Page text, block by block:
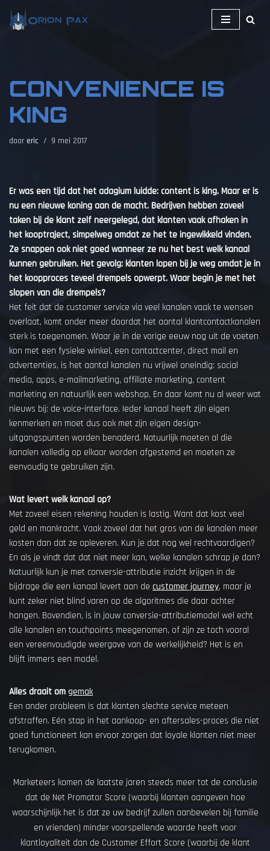
Ga
CONVENIENCE IS
KING
door eric 9 mei 2017
Er was een tijd dat het adagium luidde: content is king. Maar er is
nu een nieuwe koning aan de macht. Bedrijven hebben zoveel
taken bij de klant zelf neergelegd, dat klanten vaak afhaken in
het kooptraject, simpelweg omdat ze het te ingewikkeld vinden.
Ze snappen ook niet goed wanneer ze nu het best welk kanaal
kunnen gebruiken. Het gevolg: klanten lopen bij je weg omdat je in
het koopproces teveel drempels opwerpt. Waar begin je met het
slopen van die drempels?
Het feit dat de customer service via veel kanalen vaak te wensen
overlaat, komt onder meer doordat het aantal klantcontactkanalen
sterk is toegenomen. Waar je in de vorige eeuw nog uit de voeten
kon met een fysieke winkel, een contactcenter, direct mail en
advertenties, is het aantal kanalen nu vrijwel oneindig: social
media, apps, e-mailmarketing, affiliate marketing, content
marketing en natuurlijk een webshop. En daar komt nu al weer wat
nieuws bij: de voice-interface. Ieder kanaal heeft zijn eigen
kenmerken en moet dus ook met zijn eigen design-
uitgangspunten worden benaderd. Natuurlijk moeten al die
kanalen volledig op elkaar worden afgestemd en moeten ze
eenvoudig te gebruiken zijn.
Wat levert welk kanaal op?
Met zoveel eisen rekening houden is lastig. Want dat kost veel
geld en mankracht. Vaak zoveel dat het gros van de kanalen meer
kosten dan dat ze opleveren. Kun je dat nog wel rechtvaardigen?
En als je vindt dat dat niet meer kan, welke kanalen schrap je dan?
Natuurlijk kun je met conversie-attributie inzicht krijgen in de
bijdrage die een kanaal levert aan de customer journey, maar je
kunt zeker niet blind varen op de algoritmes die daar achter
hangen. Bovendien, is in jouw conversie-attributiemodel wel echt
alle kanalen en touchpoints meegenomen, of zijn ze toch vooral
een vereenvoudigde weergave van de werkelijkheid? Het is en
blijft immers een model.
Alles draait om gemak
Een ander probleem is dat klanten slechte service meteen
afstraffen. Eén stap in het aankoop- en aftersales-proces die niet
goed functioneert kan ervoor zorgen dat loyale klanten niet meer
terugkomen.
Marketeers komen de laatste jaren steeds meer tot de conclusie
dat de Net Promotor Score (waarbij klanten aangeven hoe
waarschijnlijk het is dat ze uw bedrijf zullen aanbevelen bij familie
en vrienden) minder voorspellende waarde heeft voor
klantloyaliteit dan de Customer Effort Score (waarbij de klant